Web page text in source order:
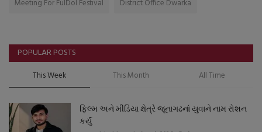
Meeting For FulDol Festival
District Office Dwarka
POPULAR POSTS
This Week This Month All Time
ફિલ્મ અને મીડિયા ક્ષેત્રે જૂનાગઢનાં યુવાને નામ રોશન
કર્યું